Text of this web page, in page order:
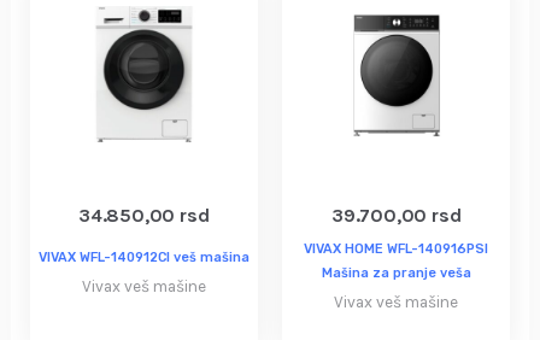
34.850,00 rsd
VIVAX WFL-140912CI veš mašina
Vivax veš mašine
39.700,00 rsd
VIVAX HOME WFL-140916PSI
Mašina za pranje veša
Vivax veš mašine